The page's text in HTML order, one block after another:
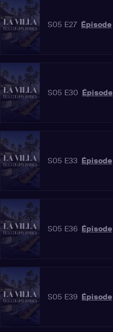
S05 E27 Épisode
S05 E30 Épisode
S05 E33 Épisode
S05 E36 Épisode
S05 E39 Épisode